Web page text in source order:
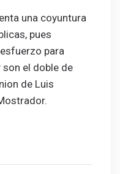
una coyuntura
pues
para
el doble de
de Luis